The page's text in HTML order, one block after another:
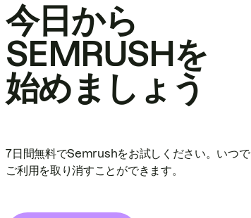
今日から
SEMRUSHを
始めましょう
7日間無料でSemrushをお試しください。いつ
ご利用を取り消すことができます。